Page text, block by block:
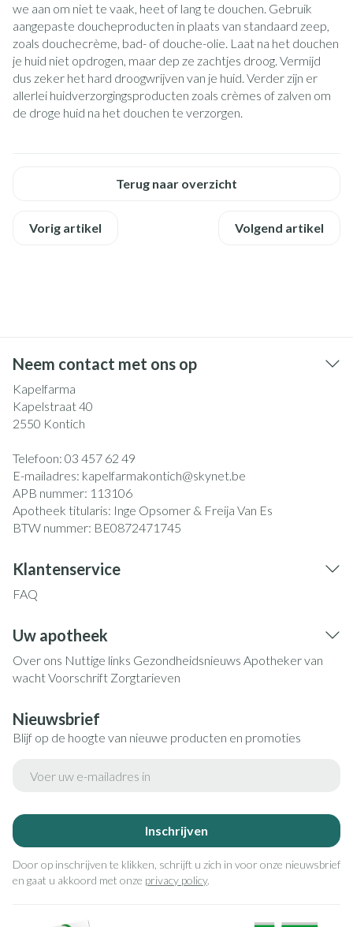
we aan om niet te vaak, heet of lang te douchen. Gebruik
aangepaste doucheproducten in plaats van standaard zeep,
zoals douchecrème, bad- of douche-olie. Laat na het douchen
je huid niet opdrogen, maar dep ze zachtjes droog. Vermijd
dus zeker het hard droogwrijven van je huid. Verder zijn er
allerlei huidverzorgingsproducten zoals crèmes of zalven om
de droge huid na het douchen te verzorgen.
Terug naar overzicht
Vorig artikel Volgend artikel
Neem contact met ons op
Kapelfarma
Kapelstraat 40
2550 Kontich
Telefoon: 03 457 62 49
E-mailadres: kapelfarmakontich@skynet.be
APB nummer: 113106
Apotheek titularis: Inge Opsomer & Freija Van Es
BTW nummer: BE0872471745
Klantenservice
FAQ
Uw apotheek
Over ons Nuttige links Gezondheidsnieuws Apotheker van
wachtVoorschrift Zorgtarieven
Nieuwsbrief
Blijf op de hoogte van nieuwe producten en promoties
Inschrijven
Door op inschrijven te klikken, schrijft u zich in voor onze nieuwsbrief
en gaat u akkoord met onze privacy policy.